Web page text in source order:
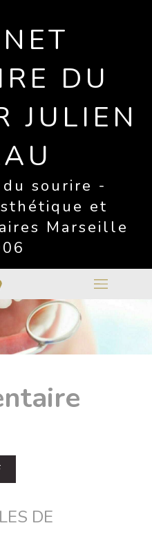
DU
JULIEN
sourire -
et
Marseille
DE